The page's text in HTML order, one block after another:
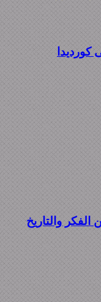
الفکر والتاریخ